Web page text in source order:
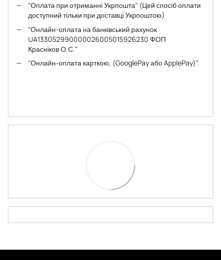
"Оплата при отриманні Укрпошта" (Цей спосіб оплати
доступний тільки при доставці Укрпоштою)
"Онлайн-оплата на банківський рахунок
UA133052990000026005015926230 ФОП
Красніков О.С."
"Онлайн-оплата карткою, (GooglePay або ApplePay)"